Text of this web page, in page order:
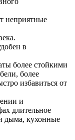
неприятные
в
более стойкими
более
избавиться от
и
длительное
дыма, кухонные